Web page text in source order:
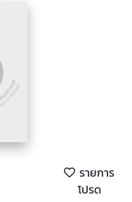
รายการ
โปรด